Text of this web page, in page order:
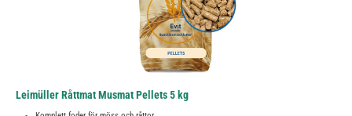
Leimüller Råttmat Musmat Pellets 5 kg